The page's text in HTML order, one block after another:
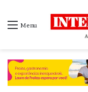
Menu